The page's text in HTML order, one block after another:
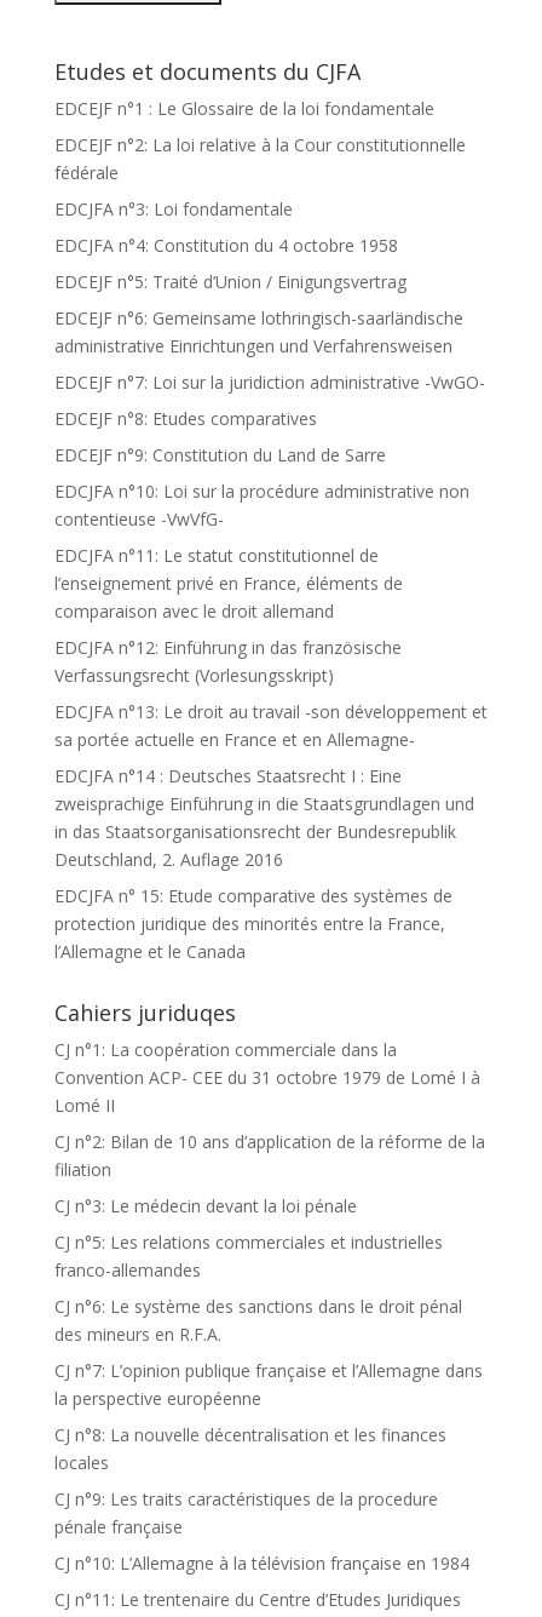
Etudes et documents du CJFA
EDCEJF n°1 : Le Glossaire de la loi fondamentale
EDCEJF n°2: La loi relative à la Cour constitutionnelle
fédérale
EDCJFA n°3: Loi fondamentale
EDCJFA n°4: Constitution du 4 octobre 1958
EDCEJF n°5: Traité d’Union / Einigungsvertrag
EDCEJF n°6: Gemeinsame lothringisch-saarländische
administrative Einrichtungen und Verfahrensweisen
EDCEJF n°7: Loi sur la juridiction administrative -VwGO-
EDCEJF n°8: Etudes comparatives
EDCEJF n°9: Constitution du Land de Sarre
EDCJFA n°10: Loi sur la procédure administrative non
contentieuse -VwVfG-
EDCJFA n°11: Le statut constitutionnel de
l’enseignement privé en France, éléments de
comparaison avec le droit allemand
EDCJFA n°12: Einführung in das französische
Verfassungsrecht (Vorlesungsskript)
EDCJFA n°13: Le droit au travail -son développement et
sa portée actuelle en France et en Allemagne-
EDCJFA n°14 : Deutsches Staatsrecht I : Eine
zweisprachige Einführung in die Staatsgrundlagen und
in das Staatsorganisationsrecht der Bundesrepublik
Deutschland, 2. Auflage 2016
EDCJFA n° 15: Etude comparative des systèmes de
protection juridique des minorités entre la France,
l’Allemagne et le Canada
Cahiers juriduqes
CJ n°1: La coopération commerciale dans la
Convention ACP- CEE du 31 octobre 1979 de Lomé I à
Lomé II
CJ n°2: Bilan de 10 ans d’application de la réforme de la
filiation
CJ n°3: Le médecin devant la loi pénale
CJ n°5: Les relations commerciales et industrielles
franco-allemandes
CJ n°6: Le système des sanctions dans le droit pénal
des mineurs en R.F.A.
CJ n°7: L’opinion publique française et l’Allemagne dans
la perspective européenne
CJ n°8: La nouvelle décentralisation et les finances
locales
CJ n°9: Les traits caractéristiques de la procedure
pénale française
CJ n°10: L’Allemagne à la télévision française en 1984
CJ n°11: Le trentenaire du Centre d’Etudes Juridiques